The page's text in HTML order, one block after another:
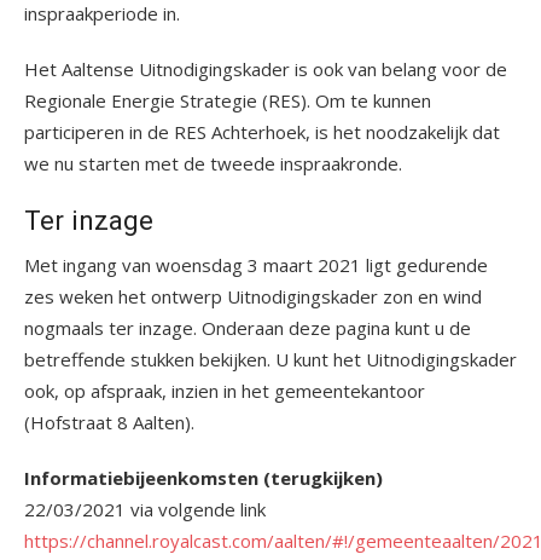
inspraakperiode in.
Het Aaltense Uitnodigingskader is ook van belang voor de
Regionale Energie Strategie (RES). Om te kunnen
participeren in de RES Achterhoek, is het noodzakelijk dat
we nu starten met de tweede inspraakronde.
Ter inzage
Met ingang van woensdag 3 maart 2021 ligt gedurende
zes weken het ontwerp Uitnodigingskader zon en wind
nogmaals ter inzage. Onderaan deze pagina kunt u de
betreffende stukken bekijken. U kunt het Uitnodigingskader
ook, op afspraak, inzien in het gemeentekantoor
(Hofstraat 8 Aalten).
Informatiebijeenkomsten (terugkijken)
22/03/2021 via volgende link
https://channel.royalcast.com/aalten/#!/gemeenteaalten/